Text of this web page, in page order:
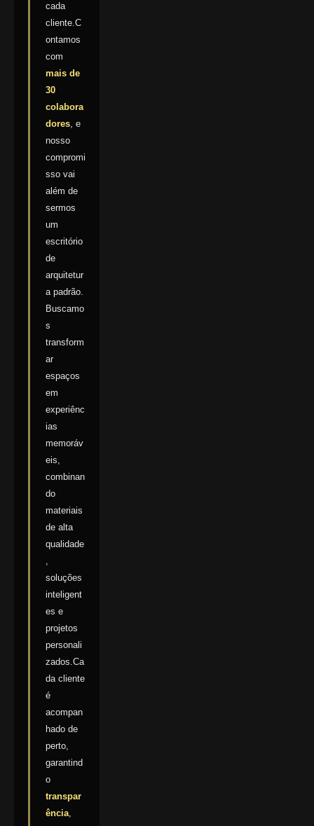
cada
cliente.C
ontamos
com
mais de
30
colabora
dores, e
nosso
compromi
sso vai
além de
sermos
um
escritório
de
arquitetur
a padrão.
Buscamo
s
transform
ar
espaços
em
experiênc
ias
memoráv
eis,
combinan
do
materiais
de alta
qualidade
,
soluções
inteligent
es e
projetos
personali
zados.Ca
da cliente
é
acompan
hado de
perto,
garantind
o
transpar
ência,